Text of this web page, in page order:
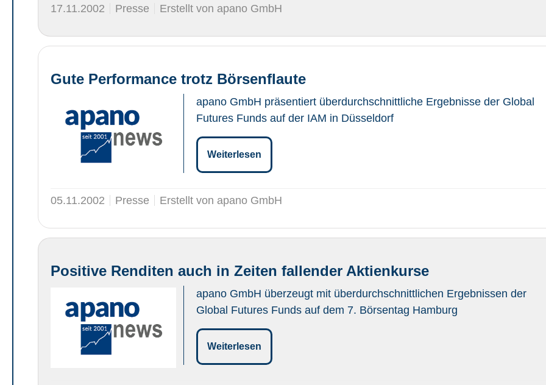
17.11.2002 Presse Erstellt von apano GmbH
Gute Performance trotz Börsenflaute
apano GmbH präsentiert überdurchschnittliche Ergebnisse der Global
Futures Funds auf der IAM in Düsseldorf
Weiterlesen
05.11.2002 Presse Erstellt von apano GmbH
Positive Renditen auch in Zeiten fallender Aktienkurse
apano GmbH überzeugt mit überdurchschnittlichen Ergebnissen der
Global Futures Funds auf dem 7. Börsentag Hamburg
Weiterlesen